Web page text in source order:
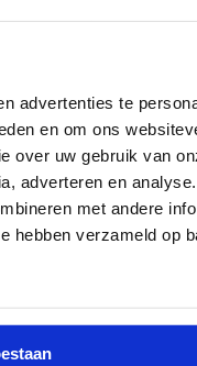
advertenties te
en om ons
over uw gebruik van
adverteren en
met andere
hebben verzameld op
fase 2